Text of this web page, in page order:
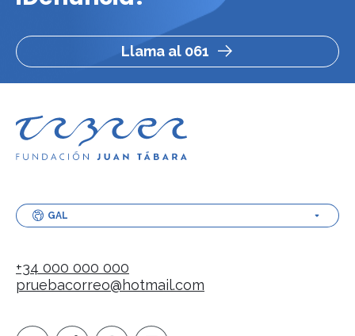
Llama al 061
GAL
+34 000 000 000
pruebacorreo@hotmail.com